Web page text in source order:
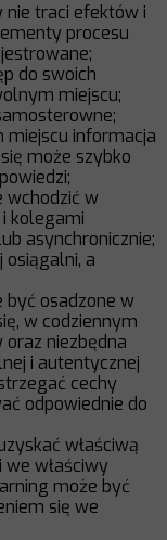
nie traci efektów i
procesu
do swoich
miejscu;
informacja
może szybko
wchodzić w
kolegami
asynchronicznie;
osiągalni, a
być osadzone w
w codziennym
niezbędna
i autentycznej
cechy
odpowiednie do
właściwą
właściwy
może być
się we